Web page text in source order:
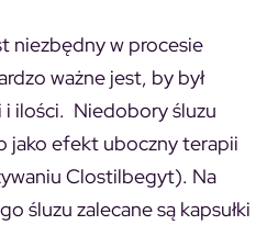
niezbędny w procesie
ważne jest, by był
ilości. Niedobory śluzu
jako efekt uboczny terapii
Clostilbegyt). Na
śluzu zalecane są kapsułki